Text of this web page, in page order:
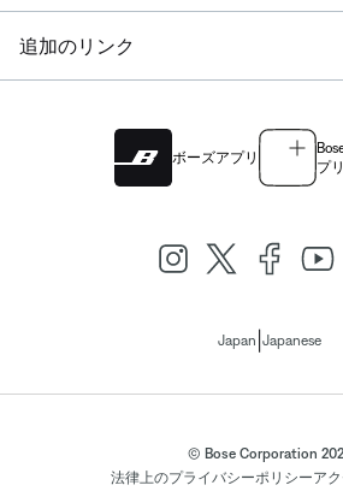
追加のリンク
ボーズアプリ
プリ
Japan Japanese
© Bose Corporation
法律上のプライバシーポリシーア